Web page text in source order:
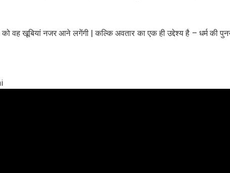
खूबियां नजर आने लगेंगी | कल्कि अवतार का एक ही उद्देश्य है – धर्म की